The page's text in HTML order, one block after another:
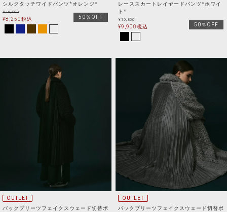
シルクタッチワイドパンツ*オレンジ*
¥16,500
¥8,250税込 50％OFF
レーススカートレイヤードパンツ*ホワイ
ト*
¥19,800
¥9,900税込 50％OFF
OUTLET
バックプリーツフェイクスウェード切替ボ
OUTLET
バックプリーツフェイクスウェード切替ボ